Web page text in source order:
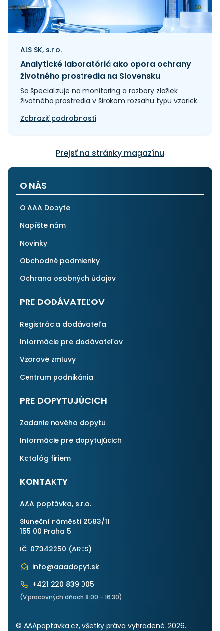
ALS SK, s.r.o.
Analytické laboratóriá ako opora ochrany
životného prostredia na Slovensku
Sa špecializuje na monitoring a rozbory zložiek
životného prostredia v širokom rozsahu typu vzoriek.
Zobraziť podrobnosti
Prejsť na stránky magazínu
O NÁS
O AAA Dopyte
Napíšte nám
Novinky
Obchodné podmienky
Ochrana osobných údajov
PRE DODÁVATEĽOV
Registrácia dodávateľa
Informácie pre dodávateľov
Vzorové zmluvy
Centrum podnikánia
PRE DOPYTUJÚCICH
Zadanie nového dopytu
Informácie pre dopytujúcich
Katalóg firiem
KONTAKTY
AAA poptávka, s.r.o.
Sluneční náměstí 2583/11
155 00 Praha 5
IČ: 07342250 (ARES)
info@aaadopyt.sk
+421 220 839 005
(V pracovných dňoch 8:00 - 16:30)
© AAApoptávka.cz, všetky práva vyhradené, 2026.